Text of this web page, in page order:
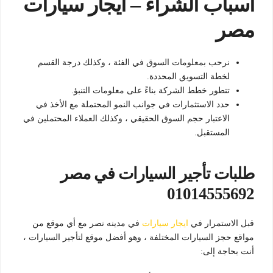
أسباب الشراء – ايجار سيارات
مصر
نرحب بمعلومات السوق في الفئة ، وكذلك درجة القسم
لخطة التسويق المحددة.
تتطور خطط الشركة بناءً على معلومات التنبؤ.
حدد الاستثمارات في جوانب النمو المحتملة مع الأخذ في
الاعتبار حجم السوق الحقيقي ، وكذلك العملاء المحتملين في
المستقبل.
طلبات تأجير السيارات في مصر
01014555692
قبل الاستمرار في ايجار سيارات في مدينه نصر مع أي موقع من
مواقع حجز السيارات المختلفة ، وهو أفضل موقع لتأجير السيارات ،
أنت بحاجة إلى: